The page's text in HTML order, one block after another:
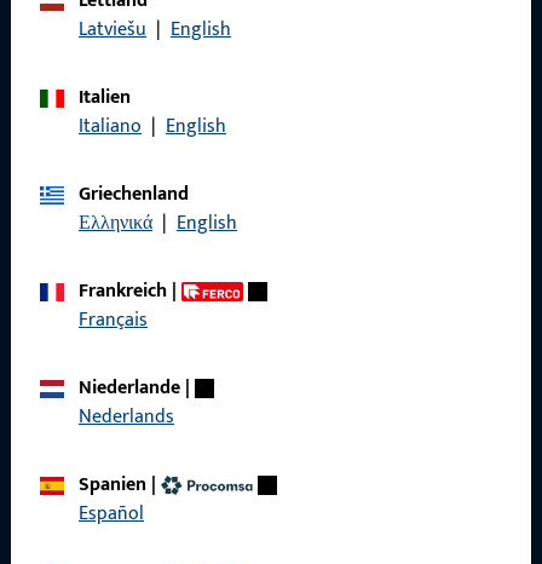
zuverlässig.
Latviešu | English
Italien
Italiano | English
Griechenland
Ελληνικά | English
Frankreich|
Français
Niederlande|
Nederlands
Spanien |
Español
Allgemeines